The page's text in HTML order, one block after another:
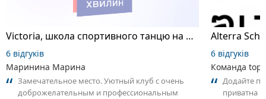
Victoria, школа спортивного танцю на пілоні
6 відгуків
Маринина Марина
Замечательное место. Уютный клуб с очень
доброжелательным и профессиональным
6 відгуків
Команда
Додайте
приватна